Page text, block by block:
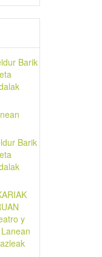
Barik
Barik
y
Lanean